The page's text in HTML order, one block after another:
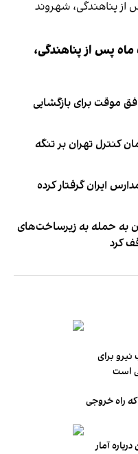
دو فوتبالیست زن ایرانی ۵ ماه پس از پناهندگی،
موقت برای بازگشایی
کنترل تهران بر تنگه
ایران گرفتار کرده
به حمله به زیرساخت‌های
کرد
برای
است
راه خروجی
آمار